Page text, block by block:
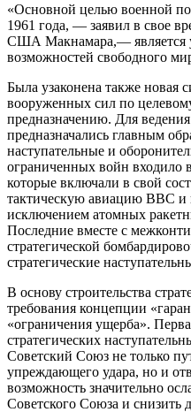
«Основной целью военной
1961 года, — заявил в свое
США Макнамара,— является
возможностей свободного
Была узаконена также новая
вооруженных сил по
предназначению. Для
предназначались главным
наступательные и
ограниченных войн входило
которые включали в свой
тактическую авиацию ВВС и
исключением атомных
Последние вместе с
стратегической
стратегические
В основу строительства
требования концепции
«ограничения ущерба».
стратегических
Советский Союз не только
упреждающего удара, но и
возможность значительно
Советского Союза и снизить